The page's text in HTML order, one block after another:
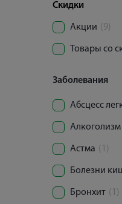
Скидки
Акции (9)
Товары со
Заболевания
Астма (1)
Болезни
Бронхит (1)